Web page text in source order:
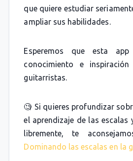
que quiere estudiar
ampliar sus habilidades.
Esperemos que esta
conocimiento e
guitarristas.
🧐 Si quieres profundizar
el aprendizaje de las escalas
libremente, te
Dominando las escalas en la